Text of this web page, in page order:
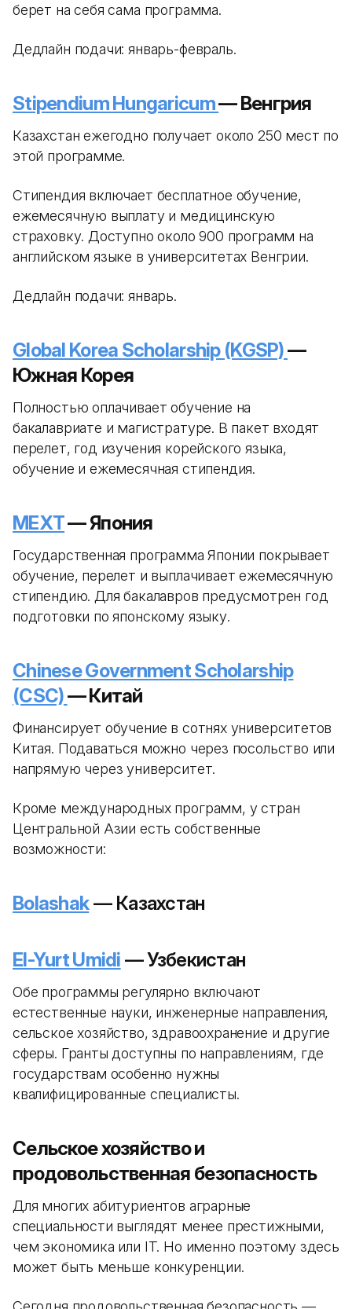
берет на себя сама программа.
Дедлайн подачи: январь-февраль.
Stipendium Hungaricum— Венгрия
Казахстан ежегодно получает около 250 мест по
этой программе.
Стипендия включает бесплатное обучение,
ежемесячную выплату и медицинскую
страховку. Доступно около 900 программ на
английском языке в университетах Венгрии.
Дедлайн подачи: январь.
Global Korea Scholarship (KGSP)—
Южная Корея
Полностью оплачивает обучение на
бакалавриате и магистратуре. В пакет входят
перелет, год изучения корейского языка,
обучение и ежемесячная стипендия.
MEXT— Япония
Государственная программа Японии покрывает
обучение, перелет и выплачивает ежемесячную
стипендию. Для бакалавров предусмотрен год
подготовки по японскому языку.
Chinese Government Scholarship
(CSC)— Китай
Финансирует обучение в сотнях университетов
Китая. Подаваться можно через посольство или
напрямую через университет.
Кроме международных программ, у стран
Центральной Азии есть собственные
возможности:
Bolashak— Казахстан
El-Yurt Umidi — Узбекистан
Обе программы регулярно включают
естественные науки, инженерные направления,
сельское хозяйство, здравоохранение и другие
сферы. Гранты доступны по направлениям, где
государствам особенно нужны
квалифицированные специалисты.
Сельское хозяйство и
продовольственная безопасность
Для многих абитуриентов аграрные
специальности выглядят менее престижными,
чем экономика или IT. Но именно поэтому здесь
может быть меньше конкуренции.